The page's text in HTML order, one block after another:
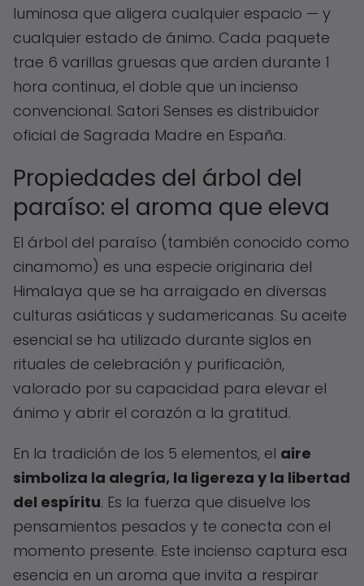
luminosa que aligera cualquier espacio — y
cualquier estado de ánimo. Cada paquete
trae 6 varillas gruesas que arden durante 1
hora continua, el doble que un incienso
convencional. Satori Senses es distribuidor
oficial de Sagrada Madre en España.
Propiedades del árbol del
paraíso: el aroma que eleva
El árbol del paraíso (también conocido como
cinamomo) es una especie originaria del
Himalaya que se ha arraigado en diversas
culturas asiáticas y sudamericanas. Su aceite
esencial se ha utilizado durante siglos en
rituales de celebración y purificación,
valorado por su capacidad para elevar el
ánimo y abrir el corazón a la gratitud.
En la tradición de los 5 elementos, el aire
simboliza la alegría, la ligereza y la libertad
del espíritu. Es la fuerza que disuelve los
pensamientos pesados y te conecta con el
momento presente. Este incienso captura esa
esencia en un aroma que invita a respirar